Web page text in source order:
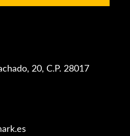
20, C.P. 28017